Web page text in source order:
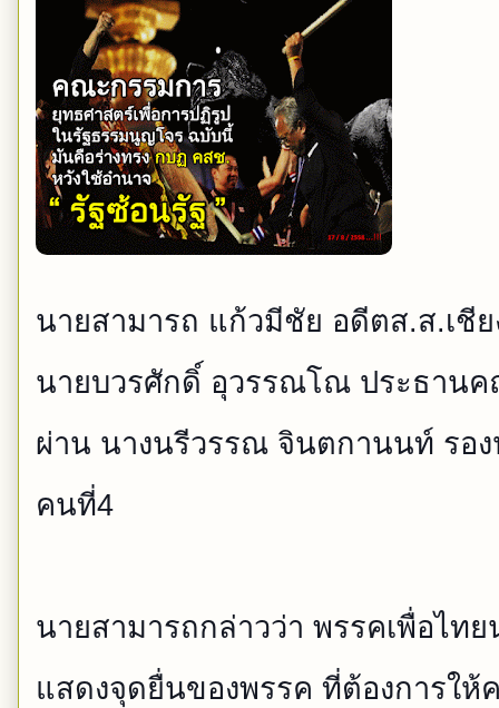
นายสามารถ แก้วมีชัย อดีตส.ส.เชี
นายบวรศักดิ์ อุวรรณโณ ประธานค
ผ่าน นางนรีวรรณ จินตกานนท์ รอ
คนที่4
นายสามารถกล่าวว่า พรรคเพื่อไท
แสดงจุดยื่นของพรรค ที่ต้องการให้